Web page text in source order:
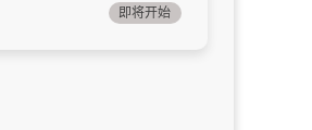
即将开始